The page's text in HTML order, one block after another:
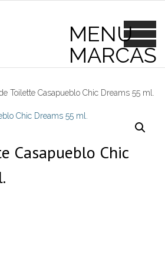
Toilette Casapueblo Chic Dreams 55 ml.
Casapueblo Chic